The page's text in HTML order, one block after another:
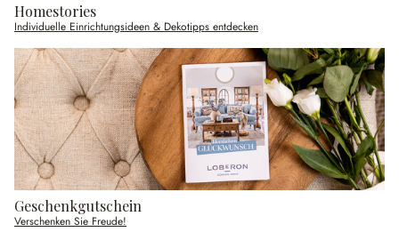
Homestories
Individuelle Einrichtungsideen & Dekotipps entdecken
Geschenkgutschein
Verschenken Sie Freude!